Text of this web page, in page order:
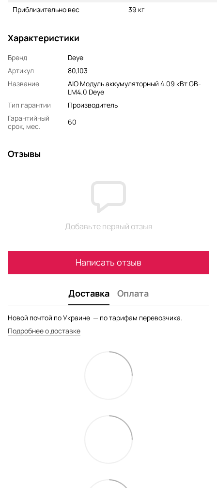
Приблизительно вес
39 кг
Характеристики
Бренд
Deye
Артикул
80,103
Название
AIO Модуль аккумуляторный 4.09 кВт GB-
LM4.0 Deye
Тип гарантии
Производитель
Гарантийный
срок, мес.
60
Отзывы
Добавьте первый отзыв
Написать отзыв
Доставка Оплата
Новой почтой по Украине — по тарифам перевозчика.
Подробнее о доставке